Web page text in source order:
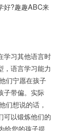
好?趣趣ABC来
习其他语言时
，语言学习能力
们宁愿在孩子
子带偏。实际
们想说的话，
可以锻炼他们的
给您的孩子提